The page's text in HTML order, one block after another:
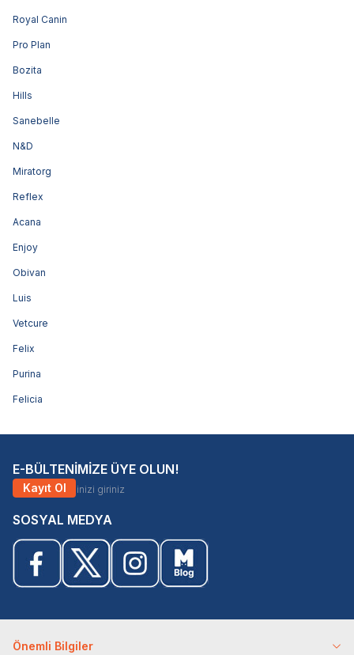
Royal Canin
Pro Plan
Bozita
Hills
Sanebelle
N&D
Miratorg
Reflex
Acana
Enjoy
Obivan
Luis
Vetcure
Felix
Purina
Felicia
E-BÜLTENİMİZE ÜYE OLUN!
Kayıt Ol
SOSYAL MEDYA
Önemli Bilgiler